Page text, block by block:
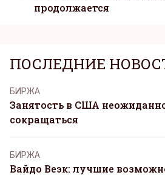
продолжается
ПОСЛЕДНИЕ
БИРЖА
Занятость в США
сокращаться
БИРЖА
Вайдо Веэк: лучшие